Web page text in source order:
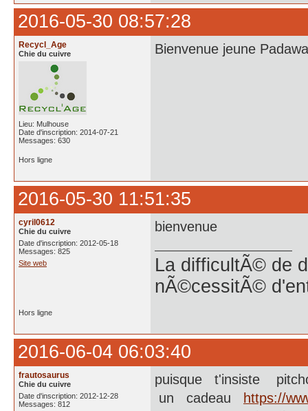
2016-05-30 08:57:28
Recycl_Age
Chie du cuivre
Lieu: Mulhouse
Date d'inscription: 2014-07-21
Messages: 630
Bienvenue jeune
Hors ligne
2016-05-30 11:51:35
cyril0612
Chie du cuivre
Date d'inscription: 2012-05-18
Messages: 825
Site web
bienvenue
La difficultÃ© de
nÃ©cessitÃ©
Hors ligne
2016-06-04 06:03:40
frautosaurus
Chie du cuivre
Date d'inscription: 2012-12-28
Messages: 812
puisque t'insiste
un cadeau
https://